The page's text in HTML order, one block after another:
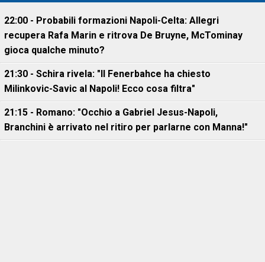
22:00 - Probabili formazioni Napoli-Celta: Allegri
recupera Rafa Marin e ritrova De Bruyne, McTominay
gioca qualche minuto?
21:30 - Schira rivela: "Il Fenerbahce ha chiesto
Milinkovic-Savic al Napoli! Ecco cosa filtra"
21:15 - Romano: "Occhio a Gabriel Jesus-Napoli,
Branchini è arrivato nel ritiro per parlarne con Manna!"